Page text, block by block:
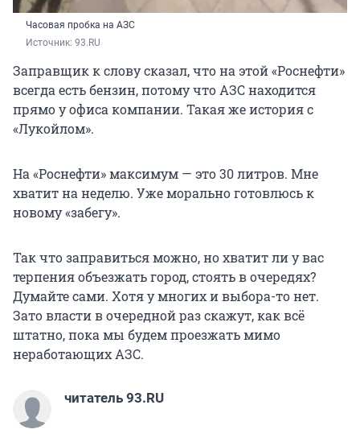
Часовая пробка на АЗС
Источник: 93.RU
Заправщик к слову сказал, что на этой «Роснефти»
всегда есть бензин, потому что АЗС находится
прямо у офиса компании. Такая же история с
«Лукойлом».
На «Роснефти» максимум — это 30 литров. Мне
хватит на неделю. Уже морально готовлюсь к
новому «забегу».
Так что заправиться можно, но хватит ли у вас
терпения объезжать город, стоять в очередях?
Думайте сами. Хотя у многих и выбора-то нет.
Зато власти в очередной раз скажут, как всё
штатно, пока мы будем проезжать мимо
неработающих АЗС.
читатель 93.RU